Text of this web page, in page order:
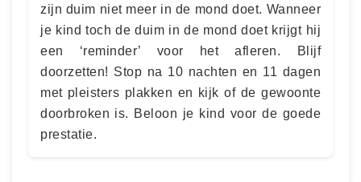
zijn duim niet meer in de mond doet. Wanneer
je kind toch de duim in de mond doet krijgt hij
een ‘reminder’ voor het afleren. Blijf
doorzetten! Stop na 10 nachten en 11 dagen
met pleisters plakken en kijk of de gewoonte
doorbroken is. Beloon je kind voor de goede
prestatie.